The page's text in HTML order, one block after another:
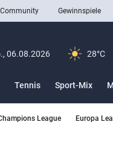
Schließen
Community Gewinnspiele
aufklappen
06.08.2026 28°C
Tennis Sport-Mix
League Europa